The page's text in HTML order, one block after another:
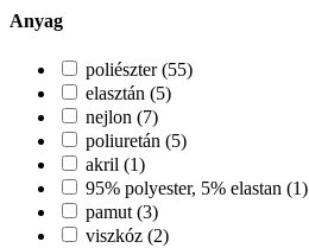
Anyag
poliészter (55)
elasztán (5)
nejlon (7)
poliuretán (5)
akril (1)
95% polyester, 5% elastan (1)
pamut (3)
viszkóz (2)